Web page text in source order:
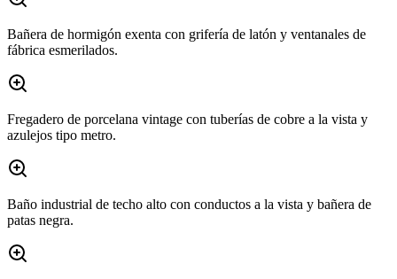
Bañera de hormigón exenta con grifería de latón y ventanales de
fábrica esmerilados.
Fregadero de porcelana vintage con tuberías de cobre a la vista y
azulejos tipo metro.
Baño industrial de techo alto con conductos a la vista y bañera de
patas negra.